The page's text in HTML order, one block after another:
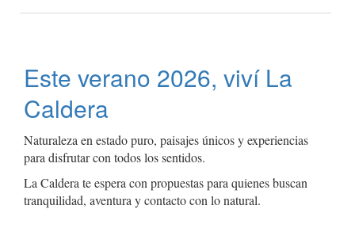
Vacaciones
en
La
Este verano 2026, viví La
Caldera
Naturaleza en estado puro, paisajes únicos y experiencias
para disfrutar con todos los sentidos.
La Caldera te espera con propuestas para quienes buscan
tranquilidad, aventura y contacto con lo natural.